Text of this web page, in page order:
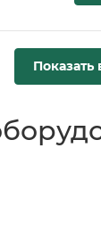
Показать